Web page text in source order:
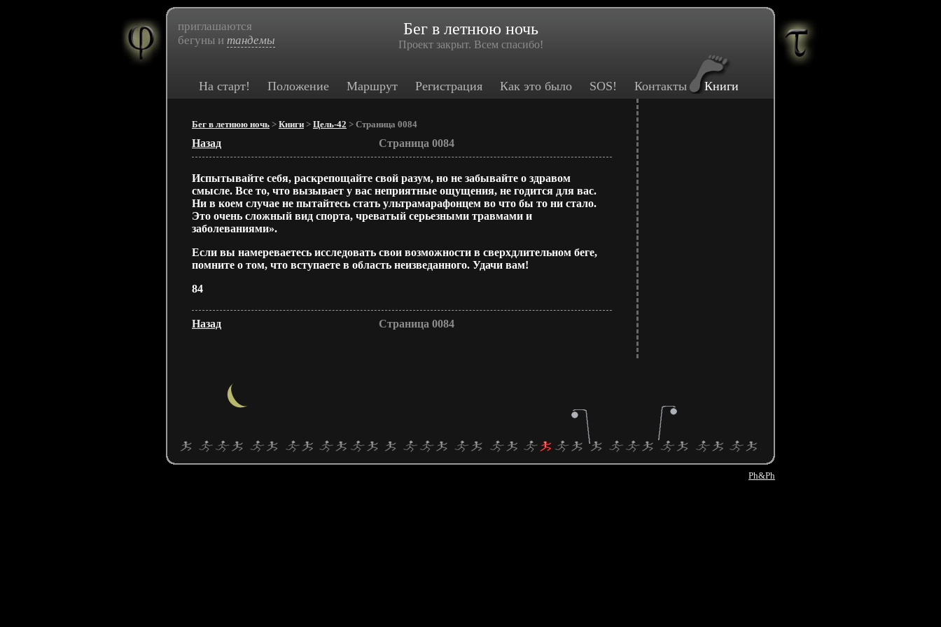
приглашаются
бегуны и тандемы
Бег в летнюю ночь
Проект закрыт. Всем спасибо!
На старт! Положение Маршрут Регистрация Как это было SOS! Контакты Книги
Бег в летнюю ночь > Книги > Цель-42 > Страница 0084
Назад Страница 0084
Испытывайте себя, раскрепощайте свой разум, но не забывайте о здравом
смысле. Все то, что вызывает у вас неприятные ощущения, не годится для вас.
Ни в коем случае не пытайтесь стать ультрамарафонцем во что бы то ни стало.
Это очень сложный вид спорта, чреватый серьезными травмами и
заболеваниями».
Если вы намереваетесь исследовать свои возможности в сверхдлительном беге,
помните о том, что вступаете в область неизведанного. Удачи вам!
84
Назад Страница 0084
Ph&Ph